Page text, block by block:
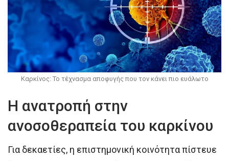
Καρκίνος: Το τέχνασμα αποφυγής που τον κάνει πιο ευάλωτο
Η ανατροπή στην
ανοσοθεραπεία του καρκίνου
Για δεκαετίες, η επιστημονική κοινότητα πίστευε